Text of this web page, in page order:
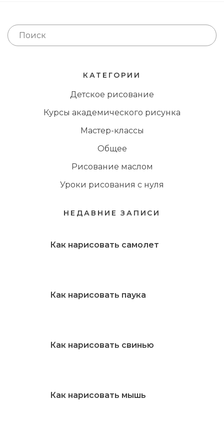
КАТЕГОРИИ
Детское рисование
Курсы академического рисунка
Мастер-классы
Общее
Рисование маслом
Уроки рисования с нуля
НЕДАВНИЕ ЗАПИСИ
Как нарисовать самолет
Как нарисовать паука
Как нарисовать свинью
Как нарисовать мышь